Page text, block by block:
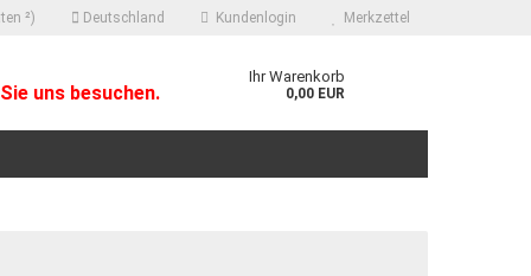
²) Deutschland Kundenlogin Merkzettel
uns besuchen.
Ihr Warenkorb
0,00 EUR